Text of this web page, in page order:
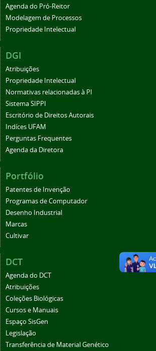
Agenda do Pró-Reitor
Modelagem de Processos
Propriedade Intelectual
DGI
Atribuições
Propriedade Intelectual
Normativas relacionadas à PI
Sistema SIPPI
Escritório de Direitos Autorais
Indíces UFAM
Perguntas Frequentes
Agenda da Diretora
Portfólio
Patentes de Invenção
Programas de Computador
Desenho Industrial
Marcas
Cultivar
DCT
Agenda do DCT
Atribuições
Coleções Biológicas
Cursos e Manuais
Espaço SisGen
Legislação
Transferência de Material Genético